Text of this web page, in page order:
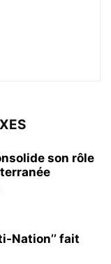
son rôle
Nation’’ fait